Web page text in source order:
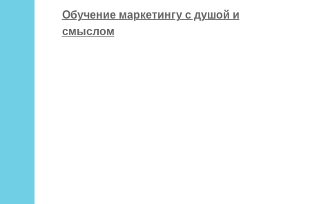
Обучение маркетингу с душой и
смыслом